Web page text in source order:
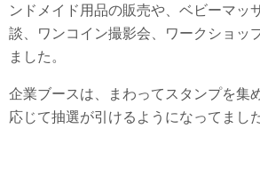
ンドメイド用品の販売や、ベビーマッ
談、ワンコイン撮影会、ワークショッ
ました。
企業ブースは、まわってスタンプを集
応じて抽選が引けるようになってまし